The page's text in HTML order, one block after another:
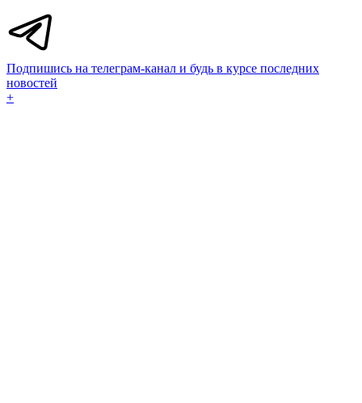
Подпишись на телеграм-канал и будь в курсе последних
новостей
+